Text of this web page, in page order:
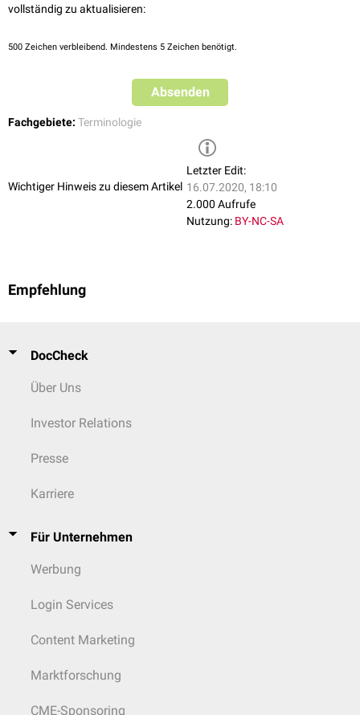
vollständig zu aktualisieren:
500 Zeichen verbleibend. Mindestens 5 Zeichen benötigt.
Absenden
Fachgebiete: Terminologie
Wichtiger Hinweis zu diesem Artikel
Letzter Edit:
16.07.2020, 18:10
2.000 Aufrufe
Nutzung: BY-NC-SA
Empfehlung
DocCheck
Über Uns
Investor Relations
Presse
Karriere
Für Unternehmen
Werbung
Login Services
Content Marketing
Marktforschung
CME-Sponsoring